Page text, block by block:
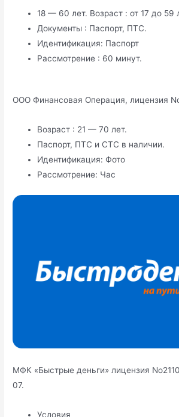
18 — 60 лет. Возраст : от 17 до 59
Документы : Паспорт, ПТС.
Идентификация: Паспорт
Рассмотрение : 60 минут.
ООО Финансовая Операция, лицензия
Возраст : 21 — 70 лет.
Паспорт, ПТС и СТС в наличии.
Идентификация: Фото
Рассмотрение: Час
МФК «Быстрые деньги» лицензия
07.
Условия